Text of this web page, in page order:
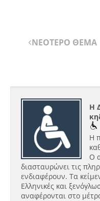
ΝΕΟΤΕΡΟ ΘΕΜΑ
Η
Η
Ο
διασταυρώνει τις
ενδιαφέρουν. Τα
Ελληνικές και
αναφέρονται στο